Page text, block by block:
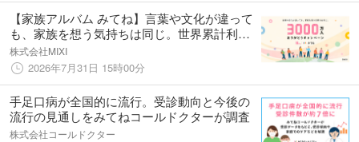
【家族アルバム みてね】言葉や文化が違って
も、家族を想う気持ちは同じ。世界累計利用
者数3,000万人を記念し「3,000万人ありがと
うキャンペーン」を8月3日（月）より開催
株式会社MIXI
2026年7月31日 15時00分
手足口病が全国的に流行。受診動向と今後の
流行の見通しをみてねコールドクターが調査
株式会社コールドクター